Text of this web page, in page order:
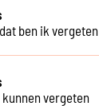
ben ik vergeten
kunnen vergeten